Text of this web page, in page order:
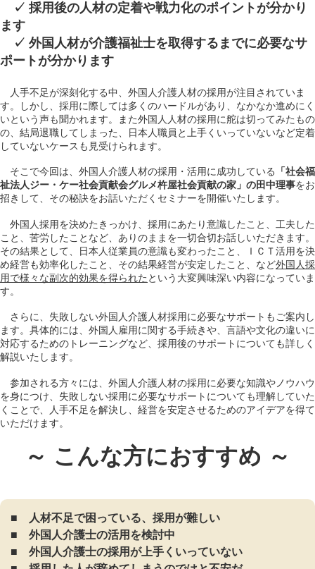
✓ 採用後の人材の定着や戦力化のポイントが分かり
ます
✓ 外国人材が介護福祉士を取得するまでに必要なサ
ポートが分かります
人手不足が深刻化する中、外国人介護人材の採用が注目されていま
す。しかし、採用に際しては多くのハードルがあり、なかなか進めにく
いという声も聞かれます。また外国人人材の採用に舵は切ってみたもの
の、結局退職してしまった、日本人職員と上手くいっていないなど定着
していないケースも見受けられます。
そこで今回は、外国人介護人材の採用・活用に成功している
「社会福
祉法人ジー・ケー社会貢献会グルメ杵屋社会貢献の家」の田中理事をお
招きして、その秘訣をお話いただくセミナーを開催いたします。
外国人採用を決めたきっかけ、採用にあたり意識したこと、工夫した
こと、苦労したことなど、ありのままを一切合切お話しいただきます。
その結果として、日本人従業員の意識も変わったこと、ＩＣＴ活用を決
め経営も効率化したこと、その結果経営が安定したこと、など外国人採
用で様々な副次的効果を得られた という大変興味深い内容になっていま
す。
さらに、失敗しない外国人介護人材採用に必要なサポートもご案内し
ます。具体的には、外国人雇用に関する手続きや、言語や文化の違いに
対応するためのトレーニングなど、採用後のサポートについても詳しく
解説いたします。
参加される方々には、外国人介護人材の採用に必要な知識やノウハウ
を身につけ、失敗しない採用に必要なサポートについても理解していた
くことで、人手不足を解決し、経営を安定させるためのアイデアを得て
いただけます。
～ こんな方におすすめ ～
■ 人材不足で困っている、採用が難しい
■ 外国人介護士の活用を検討中
■ 外国人介護士の採用が上手くいっていない